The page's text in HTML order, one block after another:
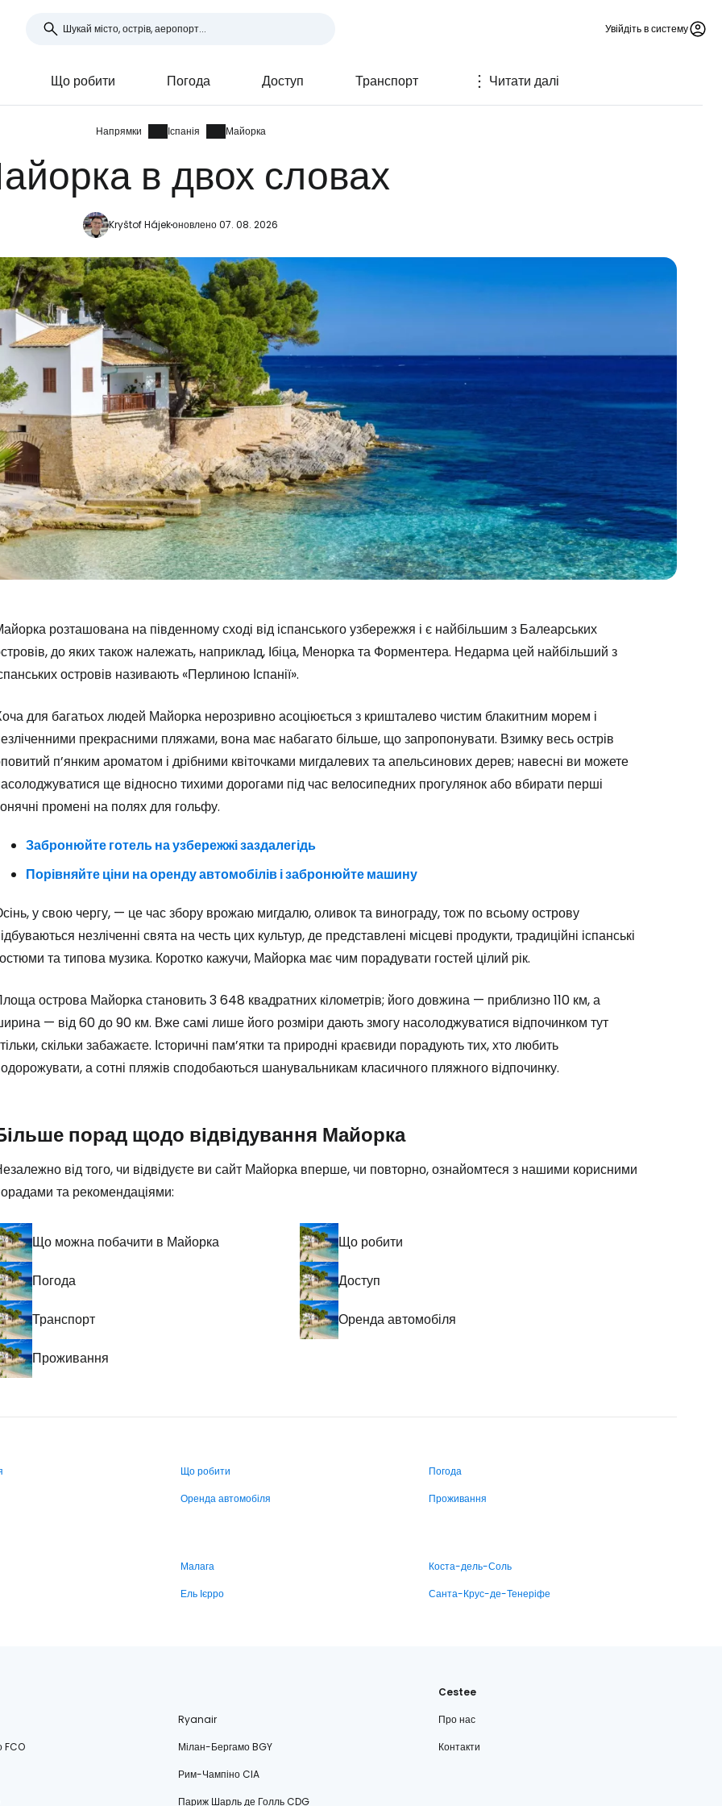
Увійдіть в систему
Що робити Погода Доступ Транспорт Читати далі
Напрямки Іспанія Майорка
в двох словах
Kryštof Hájekоновлено 07. 08. 2026
розташована на південному сході від іспанського узбережжя і є найбільшим з Балеарських
до яких також належать, наприклад, Ібіца, Менорка та Форментера. Недарма цей найбільший з
островів називають «Перлиною Іспанії».
для багатьох людей Майорка нерозривно асоціюється з кришталево чистим блакитним морем і
прекрасними пляжами, вона має набагато більше, що запропонувати. Взимку весь острів
п’янким ароматом і дрібними квіточками мигдалевих та апельсинових дерев; навесні ви можете
ще відносно тихими дорогами під час велосипедних прогулянок або вбирати перші
промені на полях для гольфу.
Забронюйте готель на узбережжі заздалегідь
Порівняйте ціни на оренду автомобілів і забронюйте машину
у свою чергу, — це час збору врожаю мигдалю, оливок та винограду, тож по всьому острову
незліченні свята на честь цих культур, де представлені місцеві продукти, традиційні іспанські
та типова музика. Коротко кажучи, Майорка має чим порадувати гостей цілий рік.
острова Майорка становить 3 648 квадратних кілометрів; його довжина — приблизно 110 км, а
— від 60 до 90 км. Вже самі лише його розміри дають змогу насолоджуватися відпочинком тут
скільки забажаєте. Історичні пам’ятки та природні краєвиди порадують тих, хто любить
а сотні пляжів сподобаються шанувальникам класичного пляжного відпочинку.
порад щодо відвідування Майорка
від того, чи відвідуєте ви сайт Майорка вперше, чи повторно, ознайомтеся з нашими корисними
та рекомендаціями:
Що можна побачити в Майорка Що робити
Погода Доступ
Транспорт Оренда автомобіля
Проживання
Що робити
Погода
Оренда автомобіля Проживання
Малага
Коста-дель-Соль
Ель Ієрро Санта-Крус-де-Тенеріфе
Ryanair
FCO
Мілан-Бергамо BGY
Рим-Чампіно CIA
Париж Шарль де Голль CDG
Cestee
Про нас
Контакти
Увійдіть до Cestee
... світова туристична спільнота
Продовжуйте у Facebook
Продовжити з email